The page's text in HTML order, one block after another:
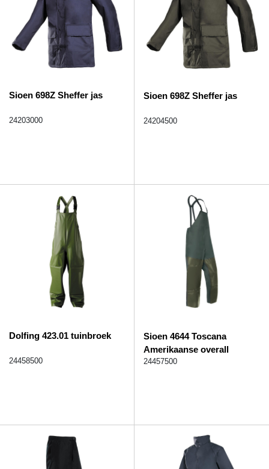
Sioen 698Z Sheffer jas
24203000
Sioen 698Z Sheffer jas
24204500
Dolfing 423.01 tuinbroek
24458500
Sioen 4644 Toscana
Amerikaanse overall
24457500